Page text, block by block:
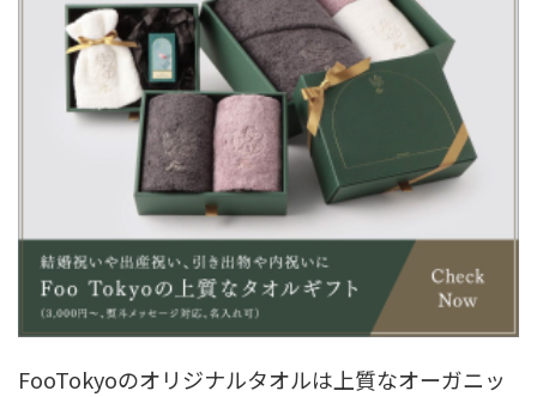
FooTokyoのオリジナルタオルは上質なオーガニッ